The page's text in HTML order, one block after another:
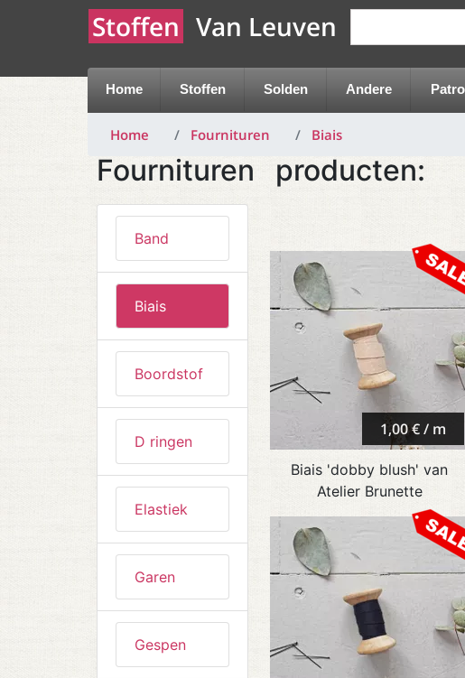
Stoffen Van Leuven
Home Stoffen Solden Andere
Home Fournituren Biais
Fournituren
Band
Biais
Boordstof
D ringen
Elastiek
Garen
Gespen
producten:
1,00 € / m
Biais 'dobby blush' van
Atelier Brunette